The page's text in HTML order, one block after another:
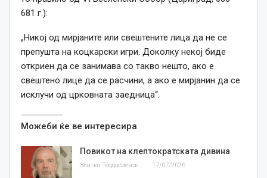
681 г.):
„Никој од мирјаните или свештените лица да не се
препушта на коцкарски игри. Доколку некој биде
откриен да се занимава со такво нешто, ако е
свештено лице да се расчини, а ако е мирјанин да се
исклучи од црковната заедница“.
Можеби ќе ве интересира
Повикот на клептократската дивина
Златко Теодосиевски 17/07/2026